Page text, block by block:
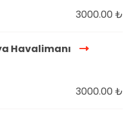
3000.00 ₺
Havalimanı
3000.00 ₺